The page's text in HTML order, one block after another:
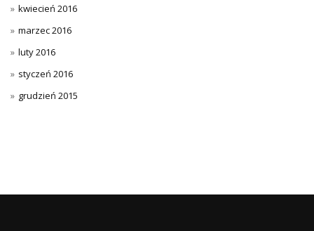
kwiecień 2016
marzec 2016
luty 2016
styczeń 2016
grudzień 2015